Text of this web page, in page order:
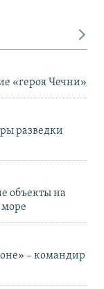
«героя Чечни»
разведки
объекты на
– командир